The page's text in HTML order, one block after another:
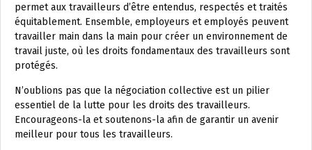
permet aux travailleurs d’être entendus, respectés et traités
équitablement. Ensemble, employeurs et employés peuvent
travailler main dans la main pour créer un environnement de
travail juste, où les droits fondamentaux des travailleurs sont
protégés.
N’oublions pas que la négociation collective est un pilier
essentiel de la lutte pour les droits des travailleurs.
Encourageons-la et soutenons-la afin de garantir un avenir
meilleur pour tous les travailleurs.